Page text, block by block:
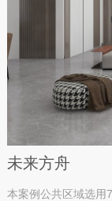
未来方舟
本案例公共区域选用